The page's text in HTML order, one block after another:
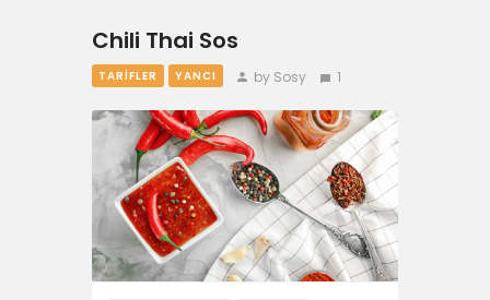
Chili Thai Sos
TARIFLER YANCI by Sosy 1